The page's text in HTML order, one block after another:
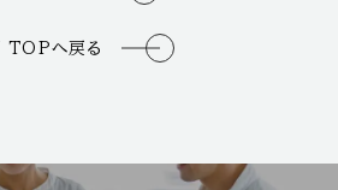
TOPへ戻る